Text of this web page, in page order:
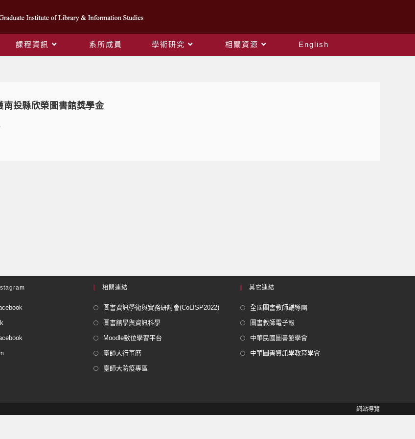
課程資訊 系所成員 學術研究 相關資源 English
南投縣欣榮圖書館獎學金
相關連結
圖書資訊學術與實務研討會(CoLISP2022)
圖書館學與資訊科學
Moodle數位學習平台
臺師大行事曆
臺師大防疫專區
其它連結
全國圖書教師輔導團
圖書教師電子報
中華民國圖書館學會
中華圖書資訊學教育學會
網站導覽